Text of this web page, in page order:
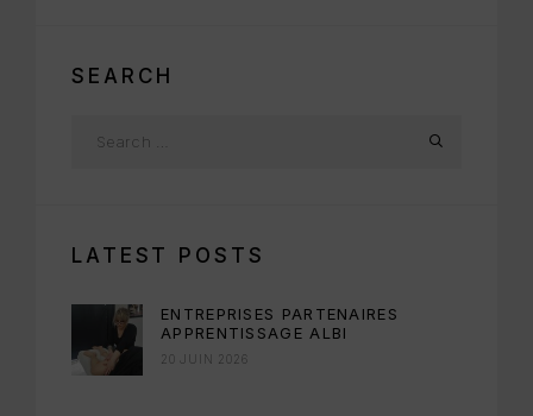
SEARCH
LATEST POSTS
ENTREPRISES PARTENAIRES
APPRENTISSAGE ALBI
20 JUIN 2026